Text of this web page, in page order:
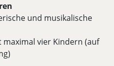
und musikalische
maximal vier Kindern (auf